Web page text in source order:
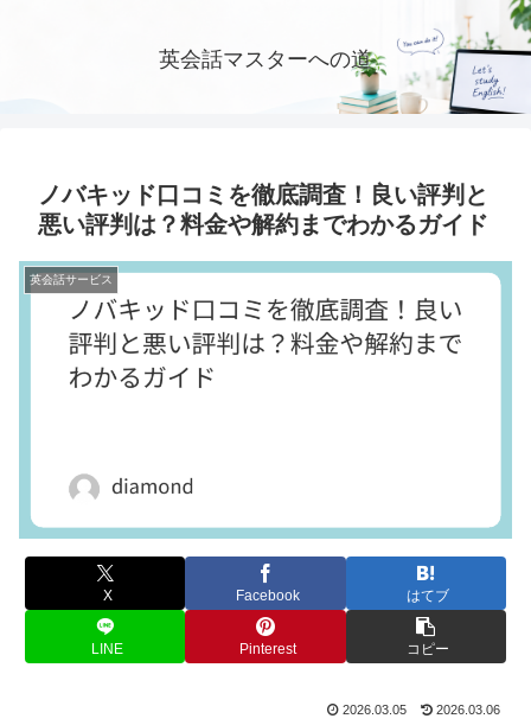
英会話マスターへの道
ノバキッド口コミを徹底調査！良い評判と
悪い評判は？料金や解約までわかるガイド
英会話サービス
X Facebook はてブ
LINE Pinterest コピー
2026.03.05 2026.03.06